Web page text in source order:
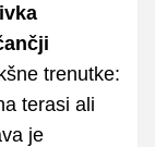
trenutke:
terasi ali
je